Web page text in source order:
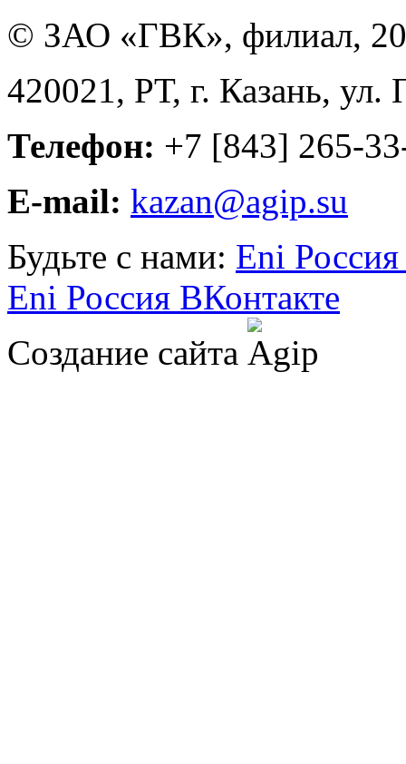
© ЗАО «ГВК», филиал,
420021, РТ, г. Казань,
Телефон: +7 [843] 265-
E-mail: kazan@agip.su
Будьте с нами: Eni
Eni Россия ВКонтакте
Создание сайта